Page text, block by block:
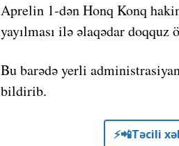
Aprelin 1-dən Honq Konq
yayılması ilə əlaqədar doqquz
Bu barədə yerli
bildirib.
⚡️📲Təcili